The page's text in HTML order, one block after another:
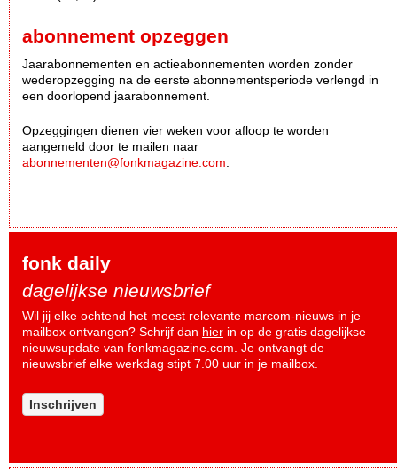
abonnement opzeggen
Jaarabonnementen en actieabonnementen worden zonder
wederopzegging na de eerste abonnementsperiode verlengd in
een doorlopend jaarabonnement.
Opzeggingen dienen vier weken voor afloop te worden
aangemeld door te mailen naar
abonnementen@fonkmagazine.com
fonk daily
dagelijkse nieuwsbrief
Wil jij elke ochtend het meest relevante marcom-nieuws in je
mailbox ontvangen? Schrijf dan hier in op de gratis dagelijkse
nieuwsupdate van fonkmagazine.com. Je ontvangt de
nieuwsbrief elke werkdag stipt 7.00 uur in je mailbox.
Inschrijven